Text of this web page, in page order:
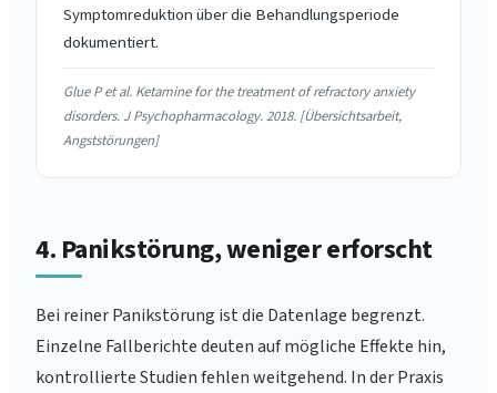
Symptomreduktion über die Behandlungsperiode
dokumentiert.
Glue P et al. Ketamine for the treatment of refractory anxiety
disorders. J Psychopharmacology. 2018. [Übersichtsarbeit,
Angststörungen]
4. Panikstörung, weniger erforscht
Bei reiner Panikstörung ist die Datenlage begrenzt.
Einzelne Fallberichte deuten auf mögliche Effekte hin,
kontrollierte Studien fehlen weitgehend. In der Praxis